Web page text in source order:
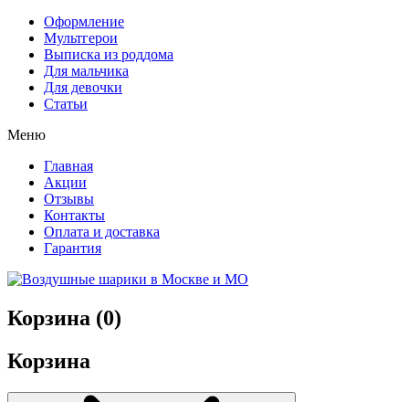
Оформление
Мультгерои
Выписка из роддома
Для мальчика
Для девочки
Статьи
Меню
Главная
Акции
Отзывы
Контакты
Оплата и доставка
Гарантия
Корзина (0)
Корзина